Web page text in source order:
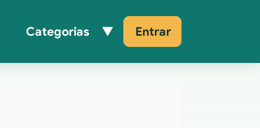
Categorias Entrar